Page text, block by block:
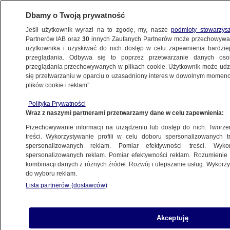
ZDROWIE
ZDROWIE
Wiceminister zdrowia o szpitalach
powiatowych
Piotr Wójcik
15.05.2026, 16:09
Posłuchaj artykułu
Dbamy o Twoją prywatność
Jeśli użytkownik wyrazi na to zgodę, my, naszepodmioty
Partnerów IAB oraz30 innych Zaufanych Partnerów może
użytkownika i uzyskiwać do nich dostęp w celu zapewnienia
przeglądania. Odbywa się to poprzez przetwarzanie danych
przeglądania przechowywanych w plikach cookie. Użytkownik może
się przetwarzaniu w oparciu o uzasadniony interes w dowolnym
plików cookie i reklam”.
Polityka Prywatności
Wraz z naszymi partnerami przetwarzamy dane w celu zapewnienia:
Przechowywanie informacji na urządzeniu lub dostęp do nich.
treści. Wykorzystywanie profili w celu doboru spersonalizowanych
spersonalizowanych reklam. Pomiar efektywności treści.
spersonalizowanych reklam. Pomiar efektywności reklam.
kombinacji danych z różnych źródeł. Rozwój i ulepszanie usług.
do wyboru reklam.
Lista partnerów (dostawców)
Akceptuję